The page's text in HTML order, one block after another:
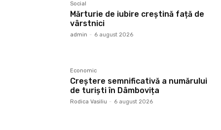
Social
Mărturie de iubire creștină față de
vârstnici
admin - 6 august 2026
Economic
Creștere semnificativă a numărului
de turiști în Dâmbovița
Rodica Vasiliu - 6 august 2026